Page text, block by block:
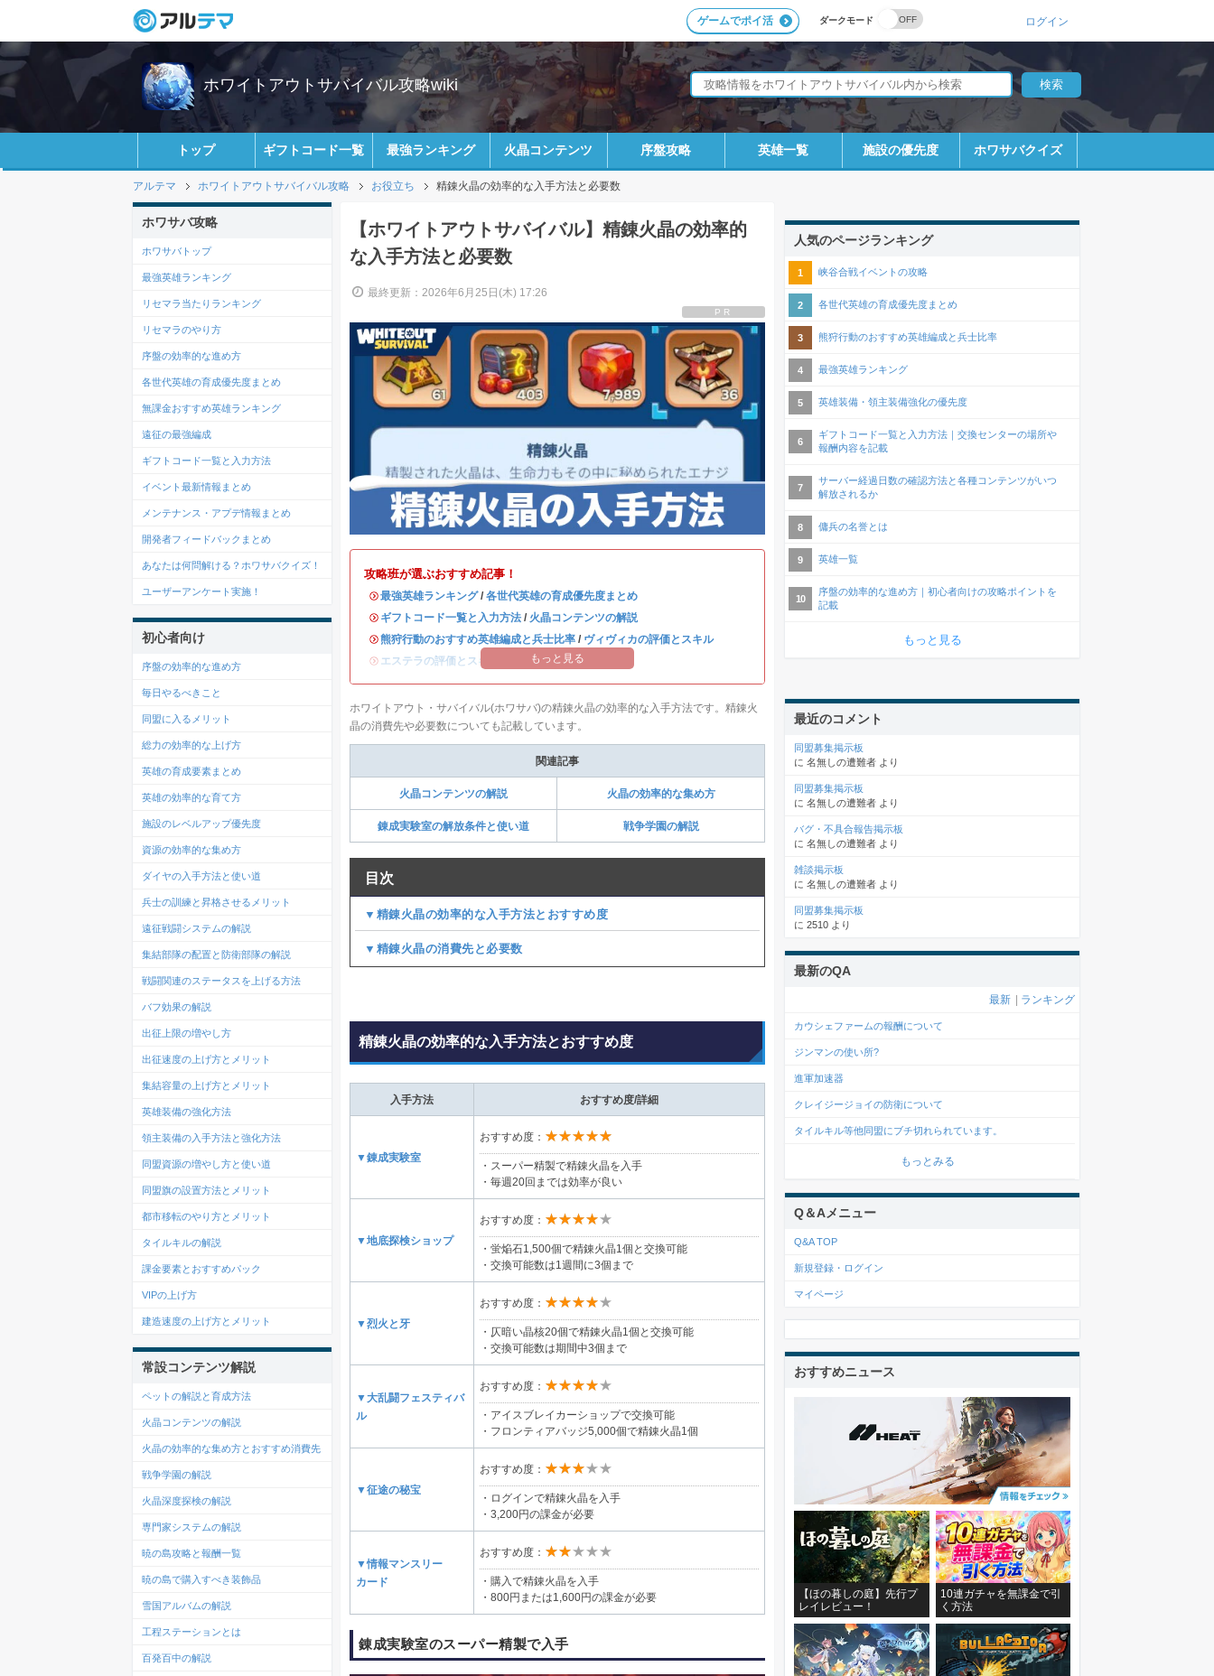
ダークモード
ゲームでポイ活 ログイン
ホワイトアウトサバイバル攻略wiki
トップ ギフトコード一覧 最強ランキング 火晶コンテンツ 序盤攻略 英雄一覧 施設の優先度 ホワサバクイズ
アルテマ ホワイトアウトサバイバル攻略 お役立ち 精錬火晶の効率的な入手方法と必要数
【ホワイトアウトサバイバル】精錬火晶の効率的
な入手方法と必要数
最終更新：2026年6月25日(木) 17:26
PR
攻略班が選ぶおすすめ記事！
・最強英雄ランキング/ 各世代英雄の育成優先度まとめ
・ ギフトコード一覧と入力方法 / 火晶コンテンツの解説
・熊狩行動のおすすめ英雄編成と兵士比率 / ヴィヴィカの評価とスキル
・ エステラの評価とスキル ハンクの評価とスキル
もっと見る
ホワイトアウト・サバイバル(ホワサバ)の精錬火晶の効率的な入手方法です。精錬火
晶の消費先や必要数についても記載しています。
関連記事
火晶コンテンツの解説 火晶の効率的な集め方
錬成実験室の解放条件と使い道 戦争学園の解説
目次
▼精錬火晶の効率的な入手方法とおすすめ度
▼精錬火晶の消費先と必要数
精錬火晶の効率的な入手方法とおすすめ度
入手方法 おすすめ度/詳細
▼錬成実験室
おすすめ度： ★★★★★
・スーパー精製で精錬火晶を入手
・毎週20回までは効率が良い
▼地底探検ショップ
おすすめ度： ★★★★★
・蛍焔石1,500個で精錬火晶1個と交換可能
・交換可能数は1週間に3個まで
▼烈火と牙
おすすめ度： ★★★★★
・仄暗い晶核20個で精錬火晶1個と交換可能
・交換可能数は期間中3個まで
▼大乱闘フェスティバ
ル
おすすめ度： ★★★★★
・アイスブレイカーショップで交換可能
・フロンティアバッジ5,000個で精錬火晶1個
▼征途の秘宝
おすすめ度： ★★★★★
・ログインで精錬火晶を入手
・3,200円の課金が必要
▼情報マンスリー
カード
おすすめ度： ★★★★★
・購入で精錬火晶を入手
・800円または1,600円の課金が必要
錬成実験室のスーパー精製で入手
ホワサバ攻略
ホワサバトップ
最強英雄ランキング
リセマラ当たりランキング
リセマラのやり方
序盤の効率的な進め方
各世代英雄の育成優先度まとめ
無課金おすすめ英雄ランキング
遠征の最強編成
ギフトコード一覧と入力方法
イベント最新情報まとめ
メンテナンス・アプデ情報まとめ
開発者フィードバックまとめ
あなたは何問解ける？ホワサバクイズ！
ユーザーアンケート実施！
初心者向け
序盤の効率的な進め方
毎日やるべきこと
同盟に入るメリット
総力の効率的な上げ方
英雄の育成要素まとめ
英雄の効率的な育て方
施設のレベルアップ優先度
資源の効率的な集め方
ダイヤの入手方法と使い道
兵士の訓練と昇格させるメリット
遠征戦闘システムの解説
集結部隊の配置と防衛部隊の解説
戦闘関連のステータスを上げる方法
バフ効果の解説
出征上限の増やし方
出征速度の上げ方とメリット
集結容量の上げ方とメリット
英雄装備の強化方法
領主装備の入手方法と強化方法
同盟資源の増やし方と使い道
同盟旗の設置方法とメリット
都市移転のやり方とメリット
タイルキルの解説
課金要素とおすすめパック
VIPの上げ方
建造速度の上げ方とメリット
常設コンテンツ解説
ペットの解説と育成方法
火晶コンテンツの解説
火晶の効率的な集め方とおすすめ消費先
戦争学園の解説
火晶深度探検の解説
専門家システムの解説
暁の島攻略と報酬一覧
暁の島で購入すべき装飾品
雪国アルバムの解説
工程ステーションとは
百発百中の解説
人気のページランキング
峡谷合戦イベントの攻略
各世代英雄の育成優先度まとめ
熊狩行動のおすすめ英雄編成と兵士比率
最強英雄ランキング
英雄装備・領主装備強化の優先度
ギフトコード一覧と入力方法｜交換センターの場所や
報酬内容を記載
サーバー経過日数の確認方法と各種コンテンツがいつ
解放されるか
傭兵の名誉とは
英雄一覧
序盤の効率的な進め方｜初心者向けの攻略ポイントを
記載
もっと見る
最近のコメント
同盟募集掲示板
に 名無しの遭難者 より
同盟募集掲示板
に 名無しの遭難者 より
バグ・不具合報告掲示板
に 名無しの遭難者 より
雑談掲示板
に 名無しの遭難者 より
同盟募集掲示板
に 2510 より
最新のQA
最新 ランキング
カウシェファームの報酬について
ジンマンの使い所?
進軍加速器
クレイジージョイの防衛について
タイルキル等他同盟にブチ切れられています。
もっとみる
Q＆Aメニュー
Q&A TOP
新規登録・ログイン
マイページ
おすすめニュース
【ほの暮しの庭】先行プ
レイレビュー！
10連ガチャを無課金で引
く方法